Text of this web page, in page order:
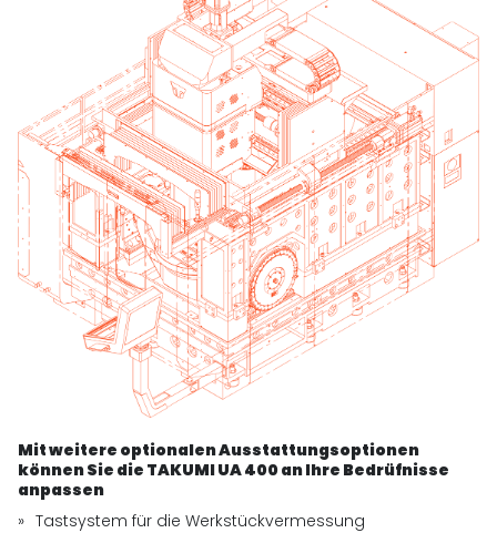
Mit weitere optionalen Ausstattungsoptionen
können Sie die TAKUMI UA 400 an Ihre Bedrüfnisse
anpassen
Tastsystem für die Werkstückvermessung